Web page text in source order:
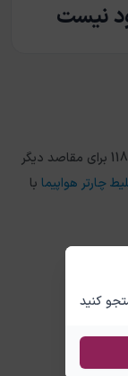
کنید
نیست
، در چارتر 118 برای مقاصد دیگر
چارتر هواپیما با